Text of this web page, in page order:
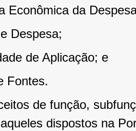
Econômica da
Despesa;
de Aplicação; e
Fontes.
de função,
dispostos na